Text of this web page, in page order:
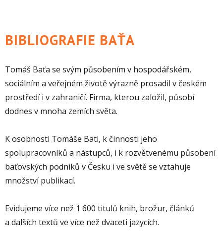
BIBLIOGRAFIE BAŤA
Tomáš Baťa se svým působením v hospodářském,
sociálním a veřejném životě výrazně prosadil v českém
prostředí i v zahraničí. Firma, kterou založil, působí
dodnes v mnoha zemích světa.
K osobnosti Tomáše Bati, k činnosti jeho
spolupracovníků a nástupců, i k rozvětvenému působení
baťovských podniků v Česku i ve světě se vztahuje
množství publikací.
Evidujeme více než 1 600 titulů knih, brožur, článků
a dalších textů ve více než dvaceti jazycích.